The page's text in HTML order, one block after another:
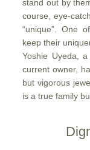
stand out by
course, eye-
“unique”. One
keep their
Yoshie Uyeda,
current owner,
but vigorous
is a true family